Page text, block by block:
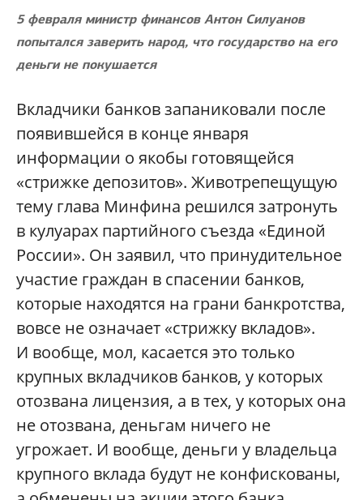
5 февраля министр финансов Антон Силуанов
попытался заверить народ, что государство на его
деньги не покушается
Вкладчики банков запаниковали после
появившейся в конце января
информации о якобы готовящейся
«стрижке депозитов». Животрепещущую
тему глава Минфина решился затронуть
в кулуарах партийного съезда «Единой
России». Он заявил, что принудительное
участие граждан в спасении банков,
которые находятся на грани банкротства,
вовсе не означает «стрижку вкладов».
И вообще, мол, касается это только
крупных вкладчиков банков, у которых
отозвана лицензия, а в тех, у которых она
не отозвана, деньгам ничего не
угрожает. И вообще, деньги у владельца
крупного вклада будут не конфискованы,